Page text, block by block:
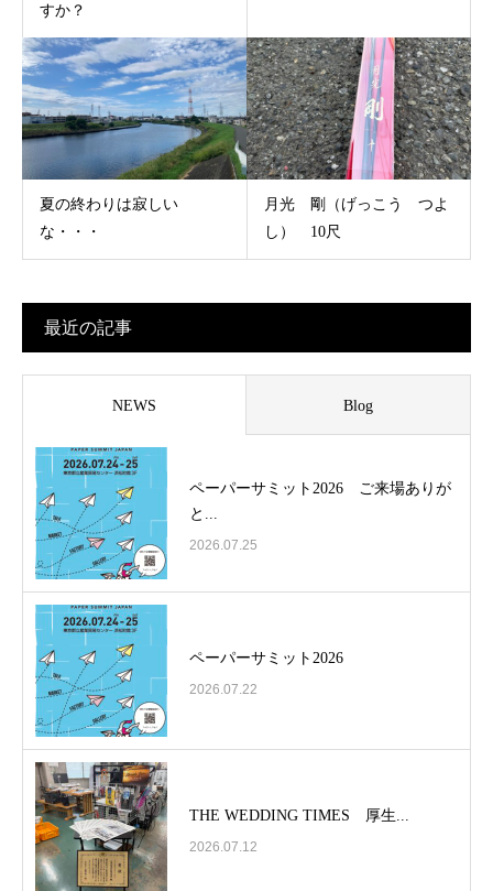
すか？
夏の終わりは寂しい
な・・・
月光 剛（げっこう つよ
し） 10尺
最近の記事
NEWS Blog
ペーパーサミット2026 ご来場ありが
と...
2026.07.25
ペーパーサミット2026
2026.07.22
THE WEDDING TIMES 厚生...
2026.07.12